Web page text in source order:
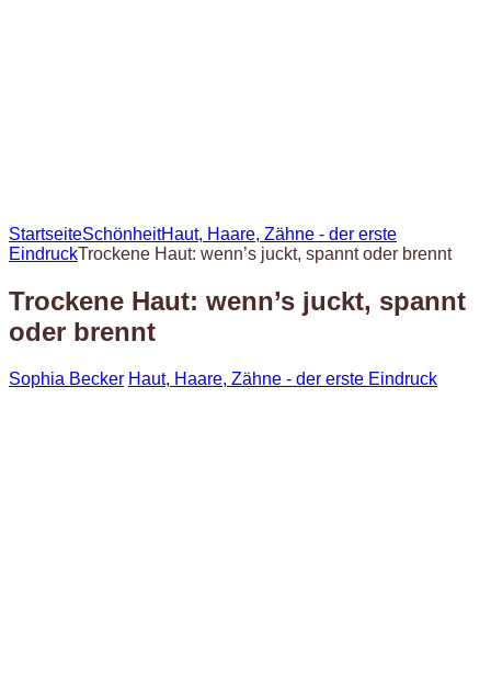
StartseiteSchönheitHaut, Haare, Zähne - der erste
EindruckTrockene Haut: wenn’s juckt, spannt oder brennt
Trockene Haut: wenn’s juckt, spannt
oder brennt
Sophia Becker Haut, Haare, Zähne - der erste Eindruck